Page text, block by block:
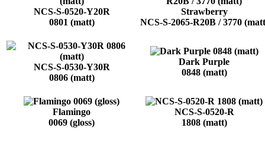
NCS-S-0520-Y20R
0801 (matt)
Strawberry
NCS-S-2065-R20B / 3770
NCS-S-0530-Y30R
0806 (matt)
Dark Purple
0848 (matt)
Flamingo
0069 (gloss)
NCS-S-0520-R
1808 (matt)